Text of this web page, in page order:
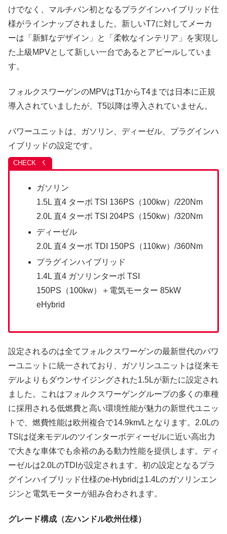
けでなく、マルチバン初となるプラグインハイブリッド仕
様がラインナップされました。新しいT7に対してメーカ
ーは「新鮮なデザイン」と「柔軟なインテリア」を実現し
た上級MPVとして新しい一台であるとアピールしていま
す。
フォルクスワーゲンのMPVはT1からT4までは日本に正規
導入されていましたが、T5以降は導入されていません。
パワーユニットは、ガソリン、ディーゼル、プラグインハ
イブリッドの設定です。
ガソリン
1.5L 直4 ターボ TSI 136PS（100kw）/220Nm
2.0L 直4 ターボ TSI 204PS（150kw）/320Nm
ディーゼル
2.0L 直4 ターボ TDI 150PS（110kw）/360Nm
プラグインハイブリッド
1.4L 直4 ガソリンターボ TSI
150PS（100kw）＋電気モーター 85kW
eHybrid
設定されるのは全てフォルクスワーゲンの最新世代のパワ
ーユニットに統一されており、ガソリンユニットは従来モ
デルよりもダウンサイジングされた1.5Lが新たに設定され
ました。これはフォルクスワーゲングループの多くの車種
に採用される低燃費と高い環境性能が魅力の新世代ユニッ
トで、燃費性能は欧州複合で14.9km/Lとなります。2.0Lの
TSIは従来モデルのツインターボディーゼルに近い高出力
で大きな車体でも余裕のある動力性能を提供します。ディ
ーゼルは2.0LのTDIが設定されます。初の設定となるプラ
グインハイブリッド仕様のe-Hybridは1.4Lのガソリンエン
ジンと電気モーターが組み合わされます。
グレード構成（左ハンドル欧州仕様）